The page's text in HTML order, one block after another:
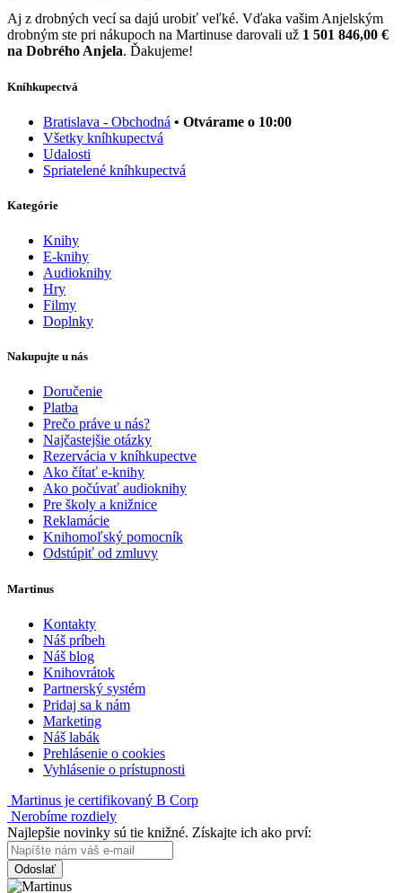
Aj z drobných vecí sa dajú urobiť veľké. Vďaka vašim Anjelským
drobným ste pri nákupoch na Martinuse darovali už 1 501 846,00 €
na Dobrého Anjela. Ďakujeme!
Kníhkupectvá
Bratislava - Obchodná • Otvárame o 10:00
Všetky kníhkupectvá
Udalosti
Spriatelené kníhkupectvá
Kategórie
Knihy
E-knihy
Audioknihy
Hry
Filmy
Doplnky
Nakupujte u nás
Doručenie
Platba
Prečo práve u nás?
Najčastejšie otázky
Rezervácia v kníhkupectve
Ako čítať e-knihy
Ako počúvať audioknihy
Pre školy a knižnice
Reklamácie
Knihomoľský pomocník
Odstúpiť od zmluvy
Martinus
Kontakty
Náš príbeh
Náš blog
Knihovrátok
Partnerský systém
Pridaj sa k nám
Marketing
Náš labák
Prehlásenie o cookies
Vyhlásenie o prístupnosti
Martinus je certifikovaný B Corp
Nerobíme rozdiely
Najlepšie novinky sú tie knižné. Získajte ich ako prví:
Odoslať